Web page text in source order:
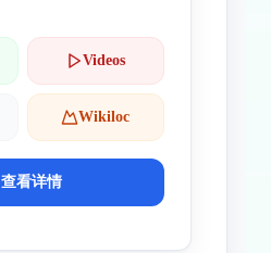
Videos
Wikiloc
查看详情